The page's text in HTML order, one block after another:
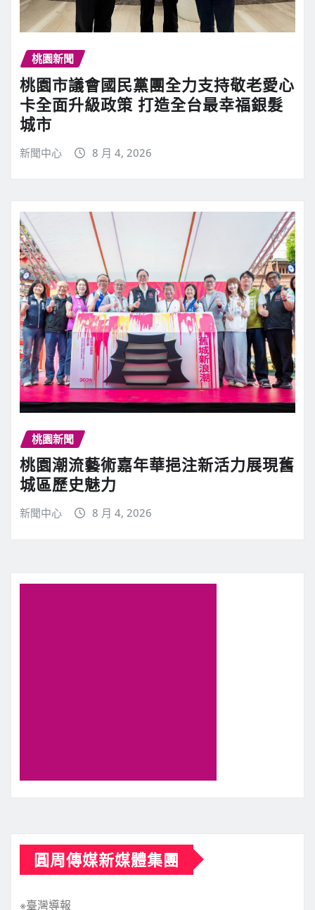
桃園新聞
桃園市議會國民黨團全力支持敬老愛心
卡全面升級政策 打造全台最幸福銀髮
城市
新聞中心 8 月 4, 2026
桃園新聞
桃園潮流藝術嘉年華挹注新活力展現舊
城區歷史魅力
新聞中心 8 月 4, 2026
圓周傳媒新媒體集團
※臺灣導報